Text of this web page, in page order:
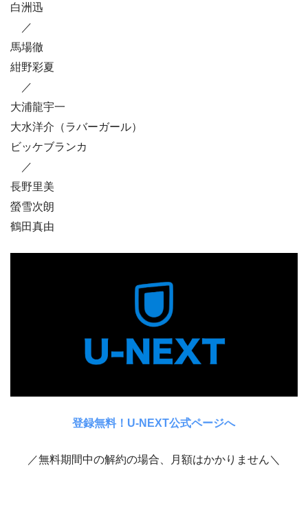
白洲迅
／
馬場徹
紺野彩夏
／
大浦龍宇一
大水洋介（ラバーガール）
ビッケブランカ
／
長野里美
螢雪次朗
鶴田真由
登録無料！U-NEXT公式ページへ
／無料期間中の解約の場合、月額はかかりません＼